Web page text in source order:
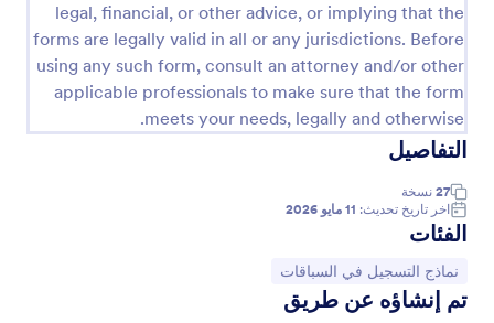
legal, financial, or other advice, or implying that the
forms are legally valid in all or any jurisdictions. Before
using any such form, consult an attorney and/or other
applicable professionals to make sure that the form
meets your needs, legally and otherwise.
التفاصيل
27 نسخة
اخر تاريخ تحديث: 11 مايو 2026
الفئات
انتقل إلى الفئة:
نماذج التسجيل في السباقات
تم إنشاؤه عن طريق